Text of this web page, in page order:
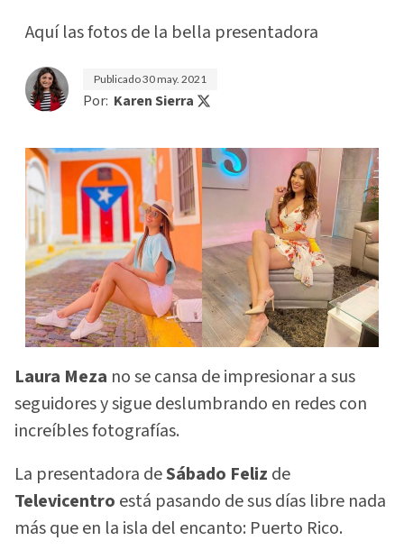
Aquí las fotos de la bella presentadora
Publicado30 may. 2021
Por: Karen Sierra
Laura Meza no se cansa de impresionar a sus
seguidores y sigue deslumbrando en redes con
increíbles fotografías.
La presentadora deSábado Feliz de
Televicentro está pasando de sus días libre nada
más que en la isla del encanto: Puerto Rico.